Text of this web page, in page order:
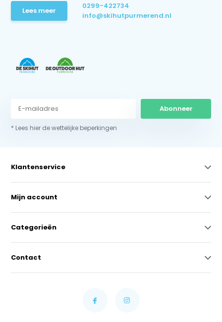
Lees meer
0299-422734
info@skihutpurmerend.nl
Abonneer
* Lees hier de wettelijke beperkingen
Klantenservice
Mijn account
Categorieën
Contact